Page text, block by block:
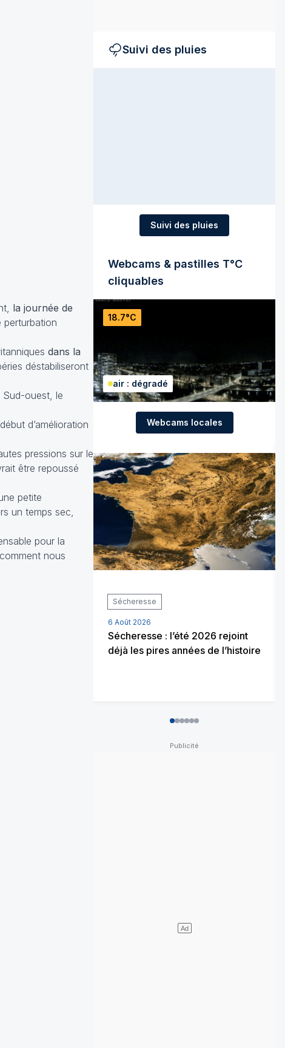
la journée de
perturbation
dans la
déstabiliseront
Sud-ouest, le
d’amélioration
pressions sur le
être repoussé
petite
un temps sec,
pour la
nous
Suivi des pluies
Suivi des pluies
Webcams & pastilles T°C
cliquables
18.7°C
air : dégradé
Webcams locales
Sécheresse
6 Août 2026
Sécheresse : l’été 2026 rejoint
déjà les pires années de l’histoire
012345